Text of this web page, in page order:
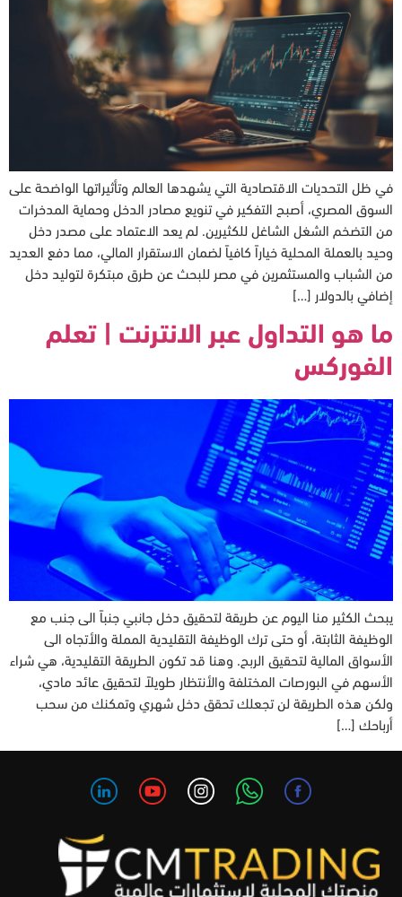
في ظل التحديات الاقتصادية التي يشهدها العالم وتأثيراتها الواضحة على
السوق المصري، أصبح التفكير في تنويع مصادر الدخل وحماية المدخرات
من التضخم الشغل الشاغل للكثيرين. لم يعد الاعتماد على مصدر دخل
وحيد بالعملة المحلية خياراً كافياً لضمان الاستقرار المالي، مما دفع العديد
من الشباب والمستثمرين في مصر للبحث عن طرق مبتكرة لتوليد دخل
إضافي بالدولار […]
ما هو التداول عبر الانترنت | تعلم
الفوركس
يبحث الكثير منا اليوم عن طريقة لتحقيق دخل جانبي جنباً الى جنب مع
الوظيفة الثابتة، أو حتى ترك الوظيفة التقليدية المملة والأتجاه الى
الأسواق المالية لتحقيق الربح. وهنا قد تكون الطريقة التقليدية، هي شراء
الأسهم في البورصات المختلفة والأنتظار طويلاً لتحقيق عائد مادي،
ولكن هذه الطريقة لن تجعلك تحقق دخل شهري وتمكنك من سحب
أرباحك […]